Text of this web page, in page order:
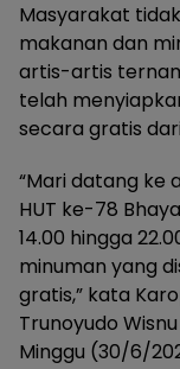
Masyarakat
makanan dan
artis-artis
telah
secara gratis dari
“Mari datang ke
HUT ke-78
14.00 hingga
minuman yang
gratis,” kata
Trunoyudo
Minggu (30/6/